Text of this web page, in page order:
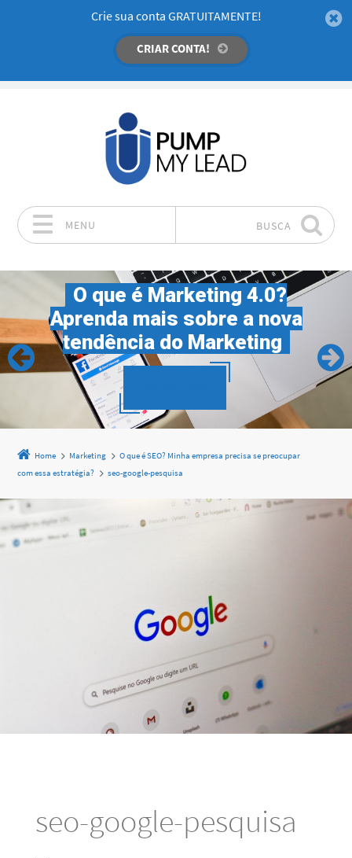
Crie sua conta GRATUITAMENTE!
CRIAR CONTA!
MENU BUSCA
O que é Marketing 4.0?
Aprenda mais sobre a nova
tendência do Marketing
Home Marketing
O que é SEO? Minha empresa precisa se preocupar
com essa estratégia?
seo-google-pesquisa
seo-google-pesquisa